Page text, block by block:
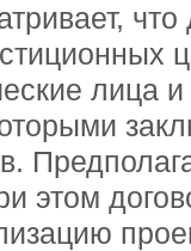
лица
этом